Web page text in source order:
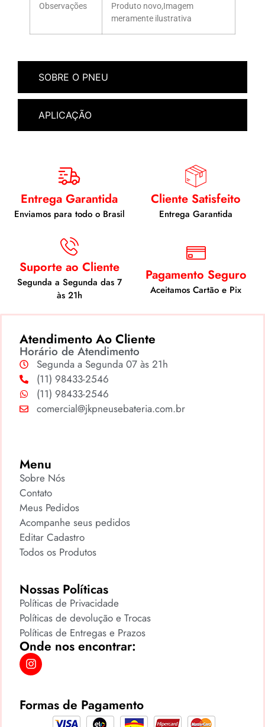
SOBRE O PNEU
APLICAÇÃO
Observações
Produto novo,Imagem
meramente ilustrativa
Entrega Garantida
Enviamos para todo o Brasil
Cliente Satisfeito
Entrega Garantida
Suporte ao Cliente
Segunda a Segunda das 7
às 21h
Pagamento Seguro
Aceitamos Cartão e Pix
Atendimento Ao Cliente
Horário de Atendimento
Segunda a Segunda 07 às 21h
(11) 98433-2546
(11) 98433-2546
comercial@jkpneusebateria.com.br
Menu
Sobre Nós
Contato
Meus Pedidos
Acompanhe seus pedidos
Editar Cadastro
Todos os Produtos
Nossas Políticas
Políticas de Privacidade
Políticas de devolução e Trocas
Políticas de Entregas e Prazos
Onde nos encontrar:
Formas de Pagamento